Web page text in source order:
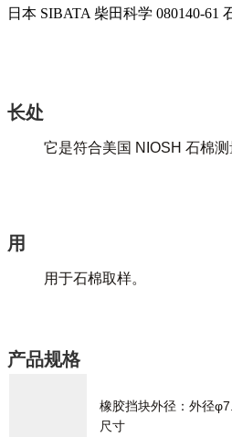
日本 SIBATA 柴田科学 080140-61
长处
它是符合美国 NIOSH 石棉
用
用于石棉取样。
产品规格
橡胶挡块外径：外径
尺寸